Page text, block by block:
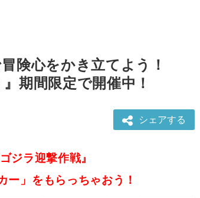
険心をかき立てよう！
期間限定で開催中！
シェアする
ジラ迎撃作戦』
ー」をもらっちゃおう！